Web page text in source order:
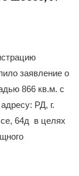
заявление о
866 кв.м. с
РД, г.
64д в целях